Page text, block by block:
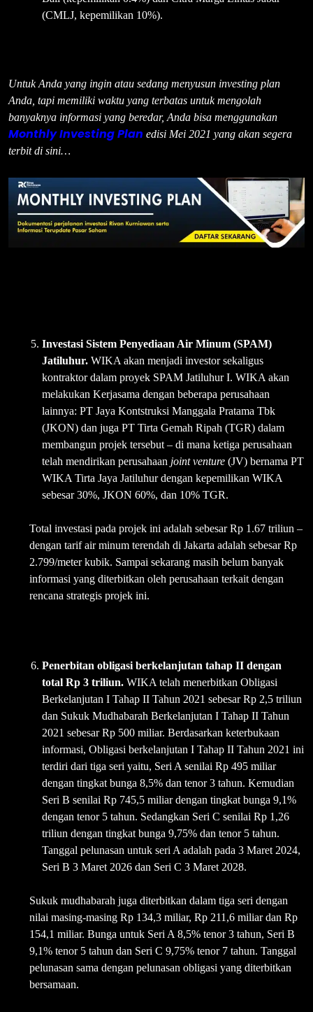
(CMLJ, kepemilikan 10%).
Untuk Anda yang ingin atau sedang menyusun investing plan
Anda, tapi memiliki waktu yang terbatas untuk mengolah
banyaknya informasi yang beredar, Anda bisa menggunakan
Monthly Investing Plan edisi Mei 2021 yang akan segera
terbit di sini…
Investasi Sistem Penyediaan Air Minum (SPAM)
Jatiluhur. WIKA akan menjadi investor sekaligus
kontraktor dalam proyek SPAM Jatiluhur I. WIKA akan
melakukan Kerjasama dengan beberapa perusahaan
lainnya: PT Jaya Kontstruksi Manggala Pratama Tbk
(JKON) dan juga PT Tirta Gemah Ripah (TGR) dalam
membangun projek tersebut – di mana ketiga perusahaan
telah mendirikan perusahaan joint venture (JV) bernama PT
WIKA Tirta Jaya Jatiluhur dengan kepemilikan WIKA
sebesar 30%, JKON 60%, dan 10% TGR.
Total investasi pada projek ini adalah sebesar Rp 1.67 triliun –
dengan tarif air minum terendah di Jakarta adalah sebesar Rp
2.799/meter kubik. Sampai sekarang masih belum banyak
informasi yang diterbitkan oleh perusahaan terkait dengan
rencana strategis projek ini.
Penerbitan obligasi berkelanjutan tahap II dengan
total Rp 3 triliun. WIKA telah menerbitkan Obligasi
Berkelanjutan I Tahap II Tahun 2021 sebesar Rp 2,5 triliun
dan Sukuk Mudhabarah Berkelanjutan I Tahap II Tahun
2021 sebesar Rp 500 miliar. Berdasarkan keterbukaan
informasi, Obligasi berkelanjutan I Tahap II Tahun 2021 ini
terdiri dari tiga seri yaitu, Seri A senilai Rp 495 miliar
dengan tingkat bunga 8,5% dan tenor 3 tahun. Kemudian
Seri B senilai Rp 745,5 miliar dengan tingkat bunga 9,1%
dengan tenor 5 tahun. Sedangkan Seri C senilai Rp 1,26
triliun dengan tingkat bunga 9,75% dan tenor 5 tahun.
Tanggal pelunasan untuk seri A adalah pada 3 Maret 2024,
Seri B 3 Maret 2026 dan Seri C 3 Maret 2028.
Sukuk mudhabarah juga diterbitkan dalam tiga seri dengan
nilai masing-masing Rp 134,3 miliar, Rp 211,6 miliar dan Rp
154,1 miliar. Bunga untuk Seri A 8,5% tenor 3 tahun, Seri B
9,1% tenor 5 tahun dan Seri C 9,75% tenor 7 tahun. Tanggal
pelunasan sama dengan pelunasan obligasi yang diterbitkan
bersamaan.